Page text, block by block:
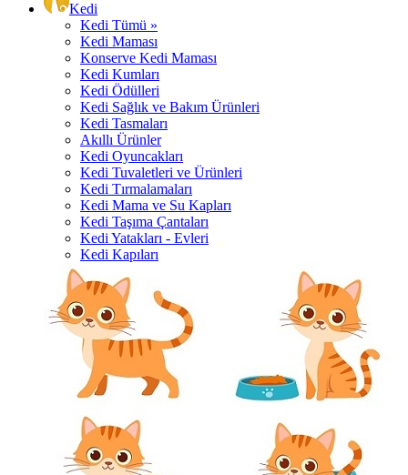
Kedi
Kedi Tümü »
Kedi Maması
Konserve Kedi Maması
Kedi Kumları
Kedi Ödülleri
Kedi Sağlık ve Bakım Ürünleri
Kedi Tasmaları
Akıllı Ürünler
Kedi Oyuncakları
Kedi Tuvaletleri ve Ürünleri
Kedi Tırmalamaları
Kedi Mama ve Su Kapları
Kedi Taşıma Çantaları
Kedi Yatakları - Evleri
Kedi Kapıları